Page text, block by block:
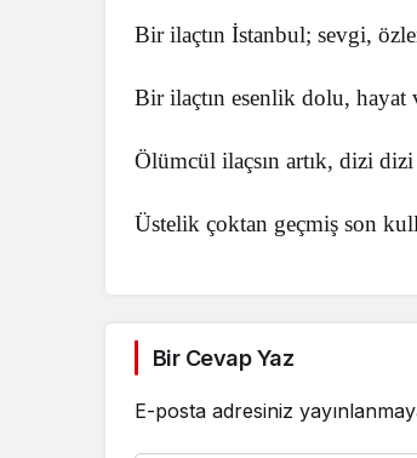
Bir ilaçtın İstanbul; sevgi,
Bir ilaçtın esenlik dolu,
Ölümcül ilaçsın artık, dizi
Üstelik çoktan geçmiş son
Bir Cevap Yaz
E-posta adresiniz